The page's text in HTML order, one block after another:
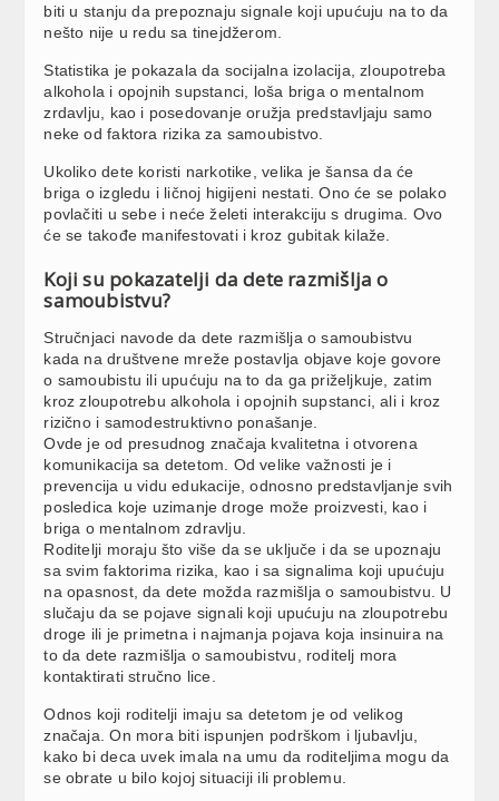
biti u stanju da prepoznaju signale koji upućuju na to da
nešto nije u redu sa tinejdžerom.
Statistika je pokazala da socijalna izolacija, zloupotreba
alkohola i opojnih supstanci, loša briga o mentalnom
zrdavlju, kao i posedovanje oružja predstavljaju samo
neke od faktora rizika za samoubistvo.
Ukoliko dete koristi narkotike, velika je šansa da će
briga o izgledu i ličnoj higijeni nestati. Ono će se polako
povlačiti u sebe i neće želeti interakciju s drugima. Ovo
će se takođe manifestovati i kroz gubitak kilaže.
Koji su pokazatelji da dete razmišlja o
samoubistvu?
Stručnjaci navode da dete razmišlja o samoubistvu
kada na društvene mreže postavlja objave koje govore
o samoubistu ili upućuju na to da ga priželjkuje, zatim
kroz zloupotrebu alkohola i opojnih supstanci, ali i kroz
rizično i samodestruktivno ponašanje.
Ovde je od presudnog značaja kvalitetna i otvorena
komunikacija sa detetom. Od velike važnosti je i
prevencija u vidu edukacije, odnosno predstavljanje svih
posledica koje uzimanje droge može proizvesti, kao i
briga o mentalnom zdravlju.
Roditelji moraju što više da se uključe i da se upoznaju
sa svim faktorima rizika, kao i sa signalima koji upućuju
na opasnost, da dete možda razmišlja o samoubistvu. U
slučaju da se pojave signali koji upućuju na zloupotrebu
droge ili je primetna i najmanja pojava koja insinuira na
to da dete razmišlja o samoubistvu, roditelj mora
kontaktirati stručno lice.
Odnos koji roditelji imaju sa detetom je od velikog
značaja. On mora biti ispunjen podrškom i ljubavlju,
kako bi deca uvek imala na umu da roditeljima mogu da
se obrate u bilo kojoj situaciji ili problemu.